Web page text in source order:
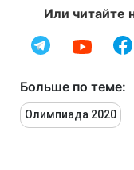
Или читайте
Больше по теме:
Олимпиада 2020